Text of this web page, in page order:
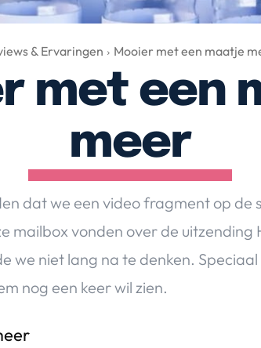
& Ervaringen Mooier met een maatje
met een
meer
dat we een video fragment op de
mailbox vonden over de uitzending
we niet lang na te denken.
nog een keer wil zien.